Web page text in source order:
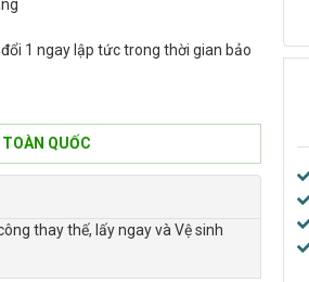
1 ngay lập tức trong thời gian bảo
QUỐC
thay thế, lấy ngay và Vệ sinh